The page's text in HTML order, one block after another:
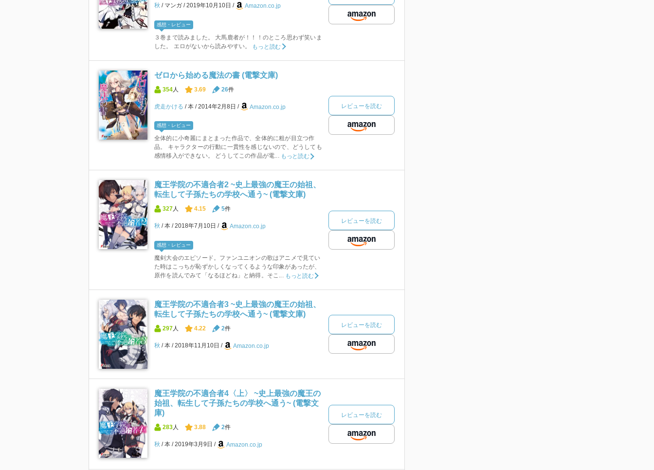
秋 マンガ 2019年10月10日 Amazon.co.jp
感想・レビュー
３巻まで読みました。 大馬鹿者が！！！のところ思わず笑いま
した。 エロがないから読みやすい。
もっと読む
ゼロから始める魔法の書 (電撃文庫)
354 人 3.69 26件
虎走かける 本 2014年2月8日 Amazon.co.jp
感想・レビュー
全体的に小奇麗にまとまった作品で、全体的に粗が目立つ作
品。 キャラクターの行動に一貫性を感じないので、どうしても
感情移入ができない。 どうしてこの作品が電... もっと読む
レビューを読む
魔王学院の不適合者2 ~史上最強の魔王の始祖、
転生して子孫たちの学校へ通う~ (電撃文庫)
327人 4.15 5件
秋 本 2018年7月10日 Amazon.co.jp
感想・レビュー
魔剣大会のエピソード。ファンユニオンの歌はアニメで見てい
た時はこっちが恥ずかしくなってくるような印象があったが、
原作を読んでみて「なるほどね」と納得。そこ... もっと読む
レビューを読む
魔王学院の不適合者3 ~史上最強の魔王の始祖、
転生して子孫たちの学校へ通う~ (電撃文庫)
297人 4.22 2件
秋 本 2018年11月10日 Amazon.co.jp
レビューを読む
魔王学院の不適合者4〈上〉 ~史上最強の魔王の
始祖、転生して子孫たちの学校へ通う~ (電撃文
庫)
283人 3.88 2件
秋 本 2019年3月9日 Amazon.co.jp
レビューを読む